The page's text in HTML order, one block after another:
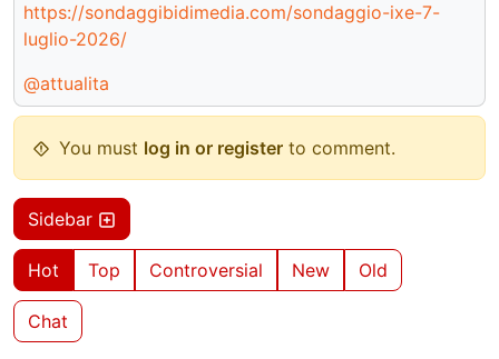
https://sondaggibidimedia.com/sondaggio-ixe-7-
luglio-2026/
@attualita
You must log in or register to comment.
Sidebar
Hot Top Controversial New Old
Chat